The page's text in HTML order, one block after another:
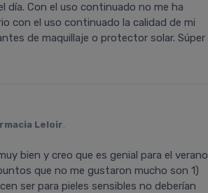
dí­a. Con el uso continuado no me ha
con el uso continuado la calidad de mi
de maquillaje o protector solar. Súper
Leloir.
bien y creo que es genial para el verano
que no me gustaron mucho son 1)
ser para pieles sensibles no deberí­an